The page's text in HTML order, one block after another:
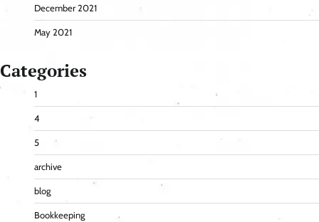
December 2021
May 2021
Categories
1
4
5
archive
blog
Bookkeeping